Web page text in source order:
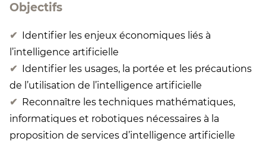
Objectifs
Identifier les enjeux économiques liés à
l’intelligence artificielle
Identifier les usages, la portée et les précautions
de l’utilisation de l’intelligence artificielle
Reconnaître les techniques mathématiques,
informatiques et robotiques nécessaires à la
proposition de services d’intelligence artificielle